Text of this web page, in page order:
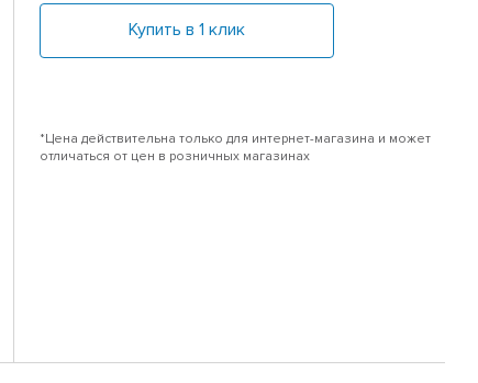
Купить в 1 клик
*Цена действительна только для интернет-магазина и может
отличаться от цен в розничных магазинах